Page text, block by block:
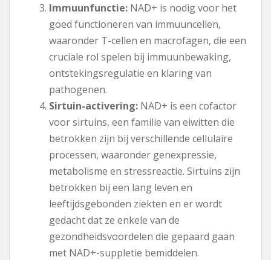
Immuunfunctie: NAD+ is nodig voor het
goed functioneren van immuuncellen,
waaronder T-cellen en macrofagen, die een
cruciale rol spelen bij immuunbewaking,
ontstekingsregulatie en klaring van
pathogenen.
Sirtuin-activering: NAD+ is een cofactor
voor sirtuins, een familie van eiwitten die
betrokken zijn bij verschillende cellulaire
processen, waaronder genexpressie,
metabolisme en stressreactie. Sirtuins zijn
betrokken bij een lang leven en
leeftijdsgebonden ziekten en er wordt
gedacht dat ze enkele van de
gezondheidsvoordelen die gepaard gaan
met NAD+-suppletie bemiddelen.